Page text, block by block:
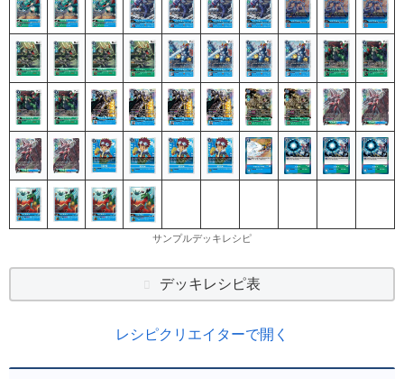
サンプルデッキレシピ
デッキレシピ表
レシピクリエイターで開く